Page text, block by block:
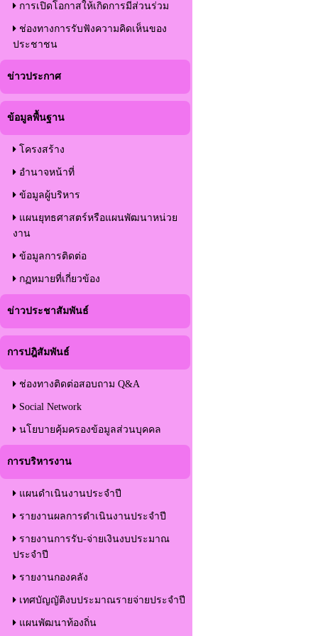
การเปิดโอกาสให้เกิดการมีส่วนร่วม
ช่องทางการรับฟังความคิดเห็นของ
ประชาชน
ข่าวประกาศ
ข้อมูลพื้นฐาน
โครงสร้าง
อำนาจหน้าที่
ข้อมูลผู้บริหาร
แผนยุทธศาสตร์หรือแผนพัฒนาหน่วย
งาน
ข้อมูลการติดต่อ
กฏหมายที่เกี่ยวข้อง
ข่าวประชาสัมพันธ์
การปฎิสัมพันธ์
ช่องทางติดต่อสอบถาม Q&A
Social Network
นโยบายคุ้มครองข้อมูลส่วนบุคคล
การบริหารงาน
แผนดำเนินงานประจำปี
รายงานผลการดำเนินงานประจำปี
รายงานการรับ-จ่ายเงินงบประมาณ
ประจำปี
รายงานกองคลัง
เทศบัญญัติงบประมาณรายจ่ายประจำปี
แผนพัฒนาท้องถิ่น